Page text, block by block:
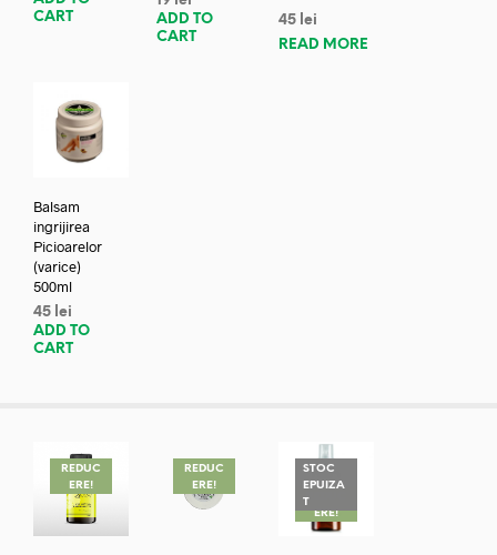
CART
ADD TO
CART
45 lei
READ MORE
Balsam
ingrijirea
Picioarelor
(varice)
500ml
45 lei
ADD TO
CART
REDUC
ERE!
REDUC
ERE!
STOC
EPUIZA
TREDUC
ERE!